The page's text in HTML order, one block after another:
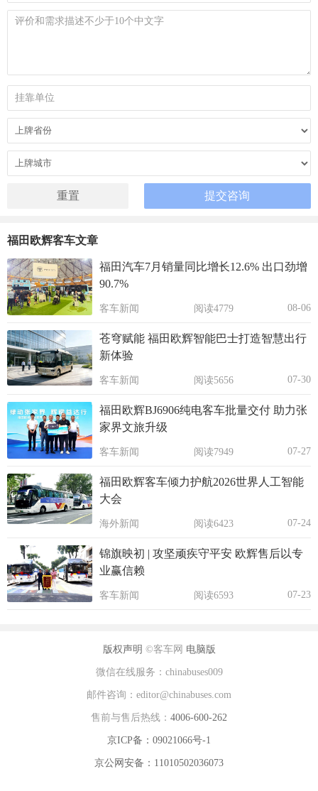
福田欧辉客车文章
福田汽车7月销量同比增长12.6% 出口劲增
90.7%
客车新闻 阅读4779 08-06
苍穹赋能 福田欧辉智能巴士打造智慧出行
新体验
客车新闻 阅读5656 07-30
福田欧辉BJ6906纯电客车批量交付 助力张
家界文旅升级
客车新闻 阅读7949 07-27
福田欧辉客车倾力护航2026世界人工智能
大会
海外新闻 阅读6423 07-24
锦旗映初 | 攻坚顽疾守平安 欧辉售后以专
业赢信赖
客车新闻 阅读6593 07-23
版权声明 ©客车网 电脑版
微信在线服务：chinabuses009
邮件咨询：editor@chinabuses.com
售前与售后热线： 4006-600-262
京ICP备：09021066号-1
京公网安备：11010502036073